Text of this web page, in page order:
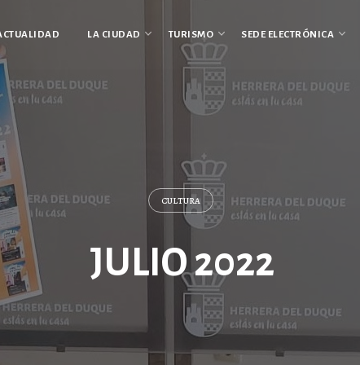
LA CIUDAD TURISMO SEDE ELECTRÓNICA
CULTURA
JULIO 2022